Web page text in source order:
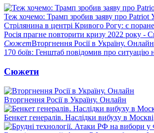
Теж хочемо: Трамп зробив заяву про Patriot
Стрілянина в центрі Кривого Рогу: є
Росія прагне повторити кризу 2022 року -
СюжетВторгнення Росії в Україну. Онлайн
170 боїв: Генштаб повідомив про ситуацію
Сюжети
Вторгнення Росії в Україну. Онлайн
Бенкет генералів. Наслідки вибуху в Москві